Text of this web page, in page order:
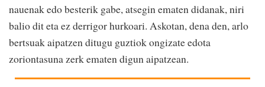
nauenak edo besterik gabe, atsegin ematen didanak, niri
balio dit eta ez derrigor hurkoari. Askotan, dena den, arlo
bertsuak aipatzen ditugu guztiok ongizate edota
zoriontasuna zerk ematen digun aipatzean.